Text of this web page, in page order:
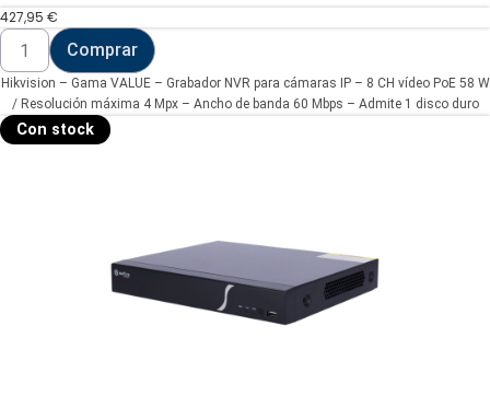
427,95 €
Hikvision
Gama
VALUE
(DS-
E08NI-
Q1/8P(SSD
Comprar
Hikvision – Gama VALUE – Grabador NVR para cámaras IP – 8 CH vídeo PoE 58 W
/ Resolución máxima 4 Mpx – Ancho de banda 60 Mbps – Admite 1 disco duro
Con stock